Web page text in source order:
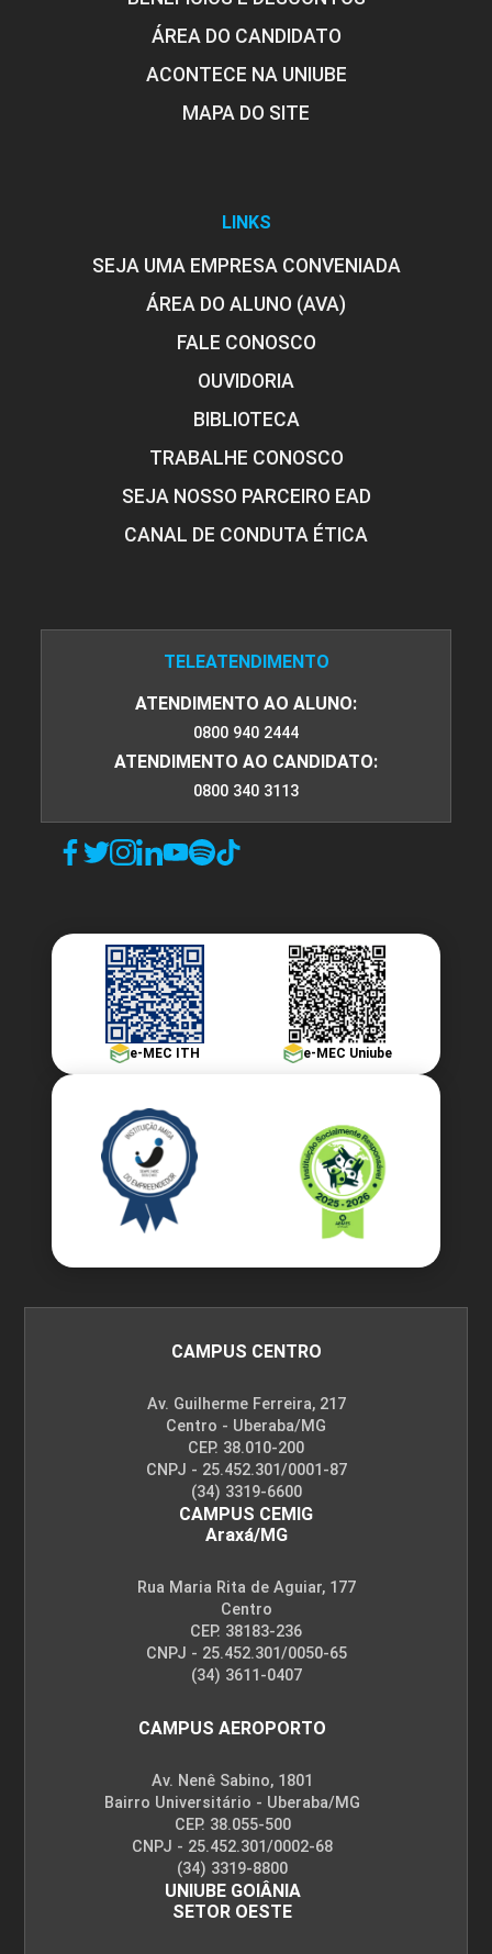
ÁREA DO CANDIDATO
ACONTECE NA UNIUBE
MAPA DO SITE
LINKS
SEJA UMA EMPRESA CONVENIADA
ÁREA DO ALUNO (AVA)
FALE CONOSCO
OUVIDORIA
BIBLIOTECA
TRABALHE CONOSCO
SEJA NOSSO PARCEIRO EAD
CANAL DE CONDUTA ÉTICA
TELEATENDIMENTO
ATENDIMENTO AO ALUNO:
0800 940 2444
ATENDIMENTO AO CANDIDATO:
0800 340 3113
e-MEC ITH e-MEC Uniube
CAMPUS CENTRO
Av. Guilherme Ferreira, 217
Centro - Uberaba/MG
CEP. 38.010-200
CNPJ - 25.452.301/0001-87
(34) 3319-6600
CAMPUS CEMIG
Araxá/MG
Rua Maria Rita de Aguiar, 177
Centro
CEP. 38183-236
CNPJ - 25.452.301/0050-65
(34) 3611-0407
CAMPUS AEROPORTO
Av. Nenê Sabino, 1801
Bairro Universitário - Uberaba/MG
CEP. 38.055-500
CNPJ - 25.452.301/0002-68
(34) 3319-8800
UNIUBE GOIÂNIA
SETOR OESTE